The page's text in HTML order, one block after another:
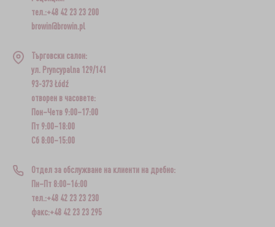
тел.:+48 42 23 23 200
browin@browin.pl
Търговски салон:
ул. Pryncypalna 129/141
93-373 Łódź
отворен в часовете:
Пон–Четв 9:00–17:00
Пт 9:00–18:00
Сб 8:00–15:00
Отдел за обслужване на клиенти на дребно:
Пн–Пт 8:00–16:00
тел.:+48 42 23 23 230
факс:+48 42 23 23 295